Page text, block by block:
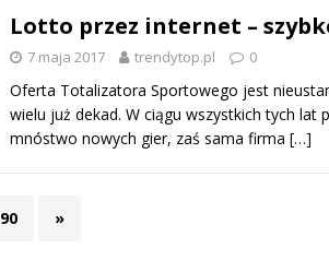
Lotto przez internet –
7 maja 2017 trendytop.pl 0
Oferta Totalizatora Sportowego jest
wielu już dekad. W ciągu wszystkich tych lat
mnóstwo nowych gier, zaś sama firma […]
90 »